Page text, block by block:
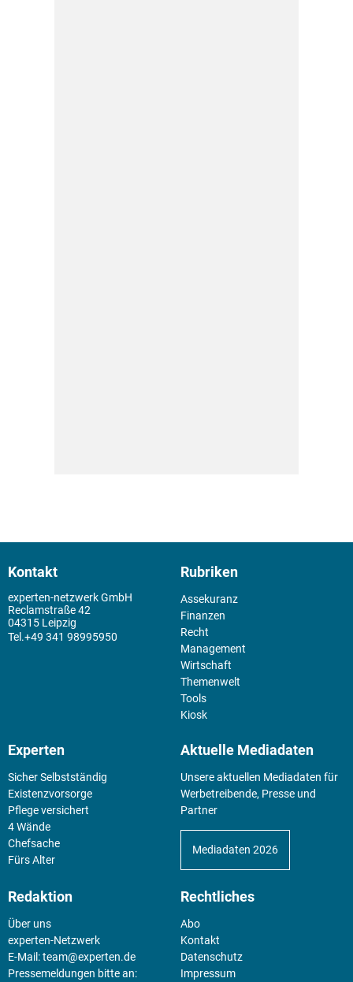
Kontakt
experten-netzwerk GmbH
Reclamstraße 42
04315 Leipzig
+49 341 98995950
Rubriken
Assekuranz
Finanzen
Recht
Management
Wirtschaft
Themenwelt
Tools
Kiosk
Experten
Sicher Selbstständig
Existenz­vorsorge
Pflege versichert
4 Wände
Chefsache
Fürs Alter
Aktuelle Mediadaten
Unsere aktuellen Mediadaten für
Werbetreibende, Presse und
Partner
Mediadaten 2026
Redaktion
Über uns
experten-Netzwerk
E-Mail:team@experten.de
Pressemeldungen bitte an:
Rechtliches
Abo
Kontakt
Datenschutz
Impressum